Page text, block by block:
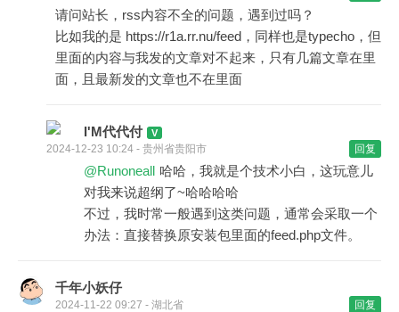
请问站长，rss内容不全的问题，遇到过吗？
比如我的是 https://r1a.rr.nu/feed，同样也是typecho，但
里面的内容与我发的文章对不起来，只有几篇文章在里
面，且最新发的文章也不在里面
I'M代代付
2024-12-23 10:24 - 贵州省贵阳市 回复
@Runoneall 哈哈，我就是个技术小白，这玩意儿
对我来说超纲了~哈哈哈哈
不过，我时常一般遇到这类问题，通常会采取一个
办法：直接替换原安装包里面的feed.php文件。
千年小妖仔
2024-11-22 09:27 - 湖北省 回复